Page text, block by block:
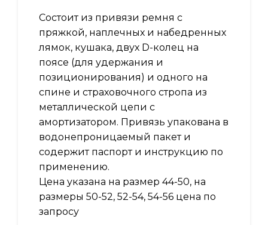
Состоит из привязи ремня с
пряжкой, наплечных и набедренных
лямок, кушака, двух D-колец на
поясе (для удержания и
позиционирования) и одного на
спине и страховочного стропа из
металлической цепи с
амортизатором. Привязь упакована в
водонепроницаемый пакет и
содержит паспорт и инструкцию по
применению.
Цена указана на размер 44-50, на
размеры 50-52, 52-54, 54-56 цена по
запросу